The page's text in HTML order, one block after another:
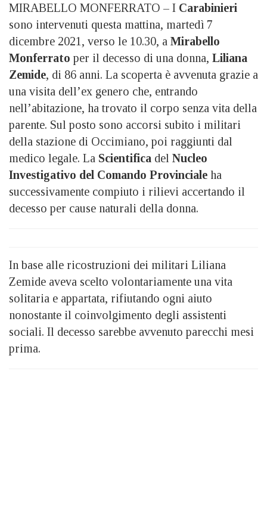
MIRABELLO MONFERRATO – I Carabinieri
sono intervenuti questa mattina, martedì 7
dicembre 2021, verso le 10.30, a Mirabello
Monferrato per il decesso di una donna, Liliana
Zemide, di 86 anni. La scoperta è avvenuta grazie a
una visita dell’ex genero che, entrando
nell’abitazione, ha trovato il corpo senza vita della
parente. Sul posto sono accorsi subito i militari
della stazione di Occimiano, poi raggiunti dal
medico legale. La Scientifica del Nucleo
Investigativo del Comando Provinciale ha
successivamente compiuto i rilievi accertando il
decesso per cause naturali della donna.
In base alle ricostruzioni dei militari Liliana
Zemide aveva scelto volontariamente una vita
solitaria e appartata, rifiutando ogni aiuto
nonostante il coinvolgimento degli assistenti
sociali. Il decesso sarebbe avvenuto parecchi mesi
prima.